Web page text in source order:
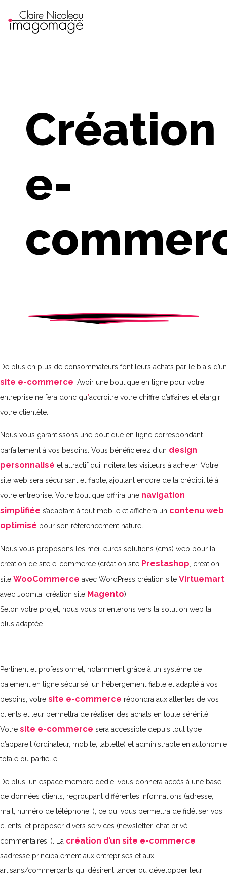
Création
e-
De plus en plus de consommateurs font leurs achats par le biais d’un
site e-commerce . Avoir une boutique en ligne pour votre
entreprise ne fera donc qu’accroître votre chiffre d’affaires et élargir
votre clientèle.
Nous vous garantissons une boutique en ligne correspondant
parfaitement à vos besoins. Vous bénéficierez d'un design
personnalisé et attractif qui incitera les visiteurs à acheter. Votre
site web sera sécurisant et fiable, ajoutant encore de la crédibilité à
votre entreprise. Votre boutique offrira une navigation
simplifiée s’adaptant à tout mobile et affichera un contenu web
optimisé pour son référencement naturel.
Nous vous proposons les meilleures solutions (cms) web pour la
création de site e-commerce (création site Prestashop , création
site WooCommerce avec WordPress création site Virtuemart
avec Joomla, création site Magento).
Selon votre projet, nous vous orienterons vers la solution web la
plus adaptée.
Pertinent et professionnel, notamment grâce à un système de
paiement en ligne sécurisé, un hébergement fiable et adapté à vos
besoins, votre site e-commerce répondra aux attentes de vos
clients et leur permettra de réaliser des achats en toute sérénité.
Votre site e-commerce sera accessible depuis tout type
d’appareil (ordinateur, mobile, tablette) et administrable en autonomie
totale ou partielle.
De plus, un espace membre dédié, vous donnera accès à une base
de données clients, regroupant différentes informations (adresse,
mail, numéro de téléphone…), ce qui vous permettra de fidéliser vos
clients, et proposer divers services (newsletter, chat privé,
commentaires…). La création d’un site e-commerce
s’adresse principalement aux entreprises et aux
artisans/commerçants qui désirent lancer ou développer leur